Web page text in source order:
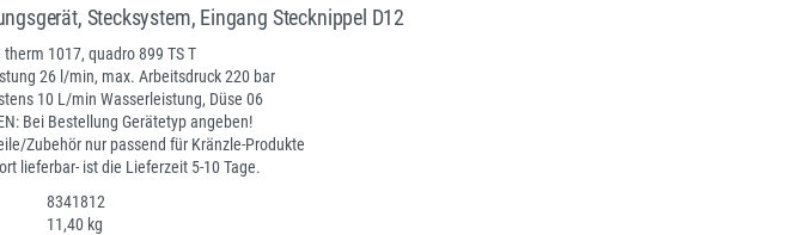
Stecksystem, Eingang Stecknippel D12
1017, quadro 899 TS T
26 l/min, max. Arbeitsdruck 220 bar
10 L/min Wasserleistung, Düse 06
Bei Bestellung Gerätetyp angeben!
Zubehör nur passend für Kränzle-Produkte
lieferbar- ist die Lieferzeit 5-10 Tage.
8341812
11,40 kg